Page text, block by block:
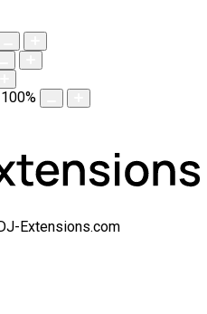
100%
Extensions.com